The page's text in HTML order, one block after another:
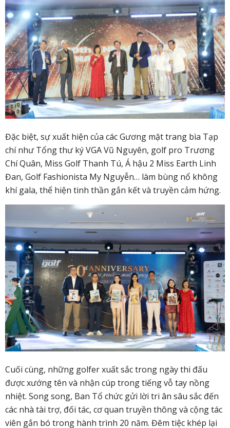
Đặc biệt, sự xuất hiện của các Gương mặt trang bìa Tạp
chí như Tổng thư ký VGA Vũ Nguyên, golf pro Trương
Chí Quân, Miss Golf Thanh Tú, Á hậu 2 Miss Earth Linh
Đan, Golf Fashionista My Nguyễn… làm bùng nổ không
khí gala, thể hiện tinh thần gắn kết và truyền cảm hứng.
Cuối cùng, những golfer xuất sắc trong ngày thi đấu
được xướng tên và nhận cúp trong tiếng vỗ tay nồng
nhiệt. Song song, Ban Tổ chức gửi lời tri ân sâu sắc đến
các nhà tài trợ, đối tác, cơ quan truyền thông và cộng tác
viên gắn bó trong hành trình 20 năm. Đêm tiệc khép lại